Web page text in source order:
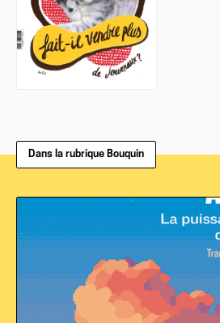
Dans la rubrique Bouquin